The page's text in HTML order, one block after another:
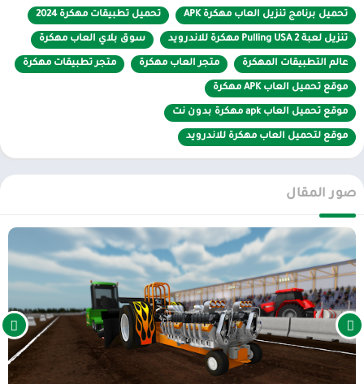
تحميل برنامج تنزيل العاب مهكرة APK تحميل تطبيقات مهكرة 2024
تنزيل لعبة Pulling USA 2 مهكرة للاندرويد سوق بلاي العاب مهكرة
عالم التطبيقات المهكرة متجر العاب مهكرة متجر تطبيقات مهكرة
موقع تحميل العاب APK مهكرة
موقع تحميل العاب apk مهكرة بدون نت
موقع لتحميل العاب مهكرة للاندرويد
صور المقال